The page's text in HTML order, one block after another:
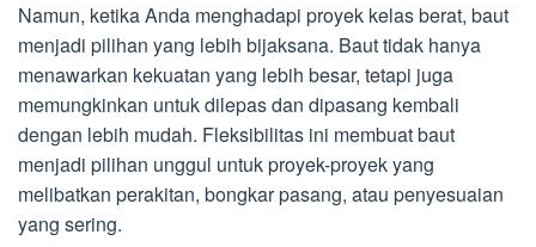
Namun, ketika Anda menghadapi proyek kelas berat, baut
menjadi pilihan yang lebih bijaksana. Baut tidak hanya
menawarkan kekuatan yang lebih besar, tetapi juga
memungkinkan untuk dilepas dan dipasang kembali
dengan lebih mudah. Fleksibilitas ini membuat baut
menjadi pilihan unggul untuk proyek-proyek yang
melibatkan perakitan, bongkar pasang, atau penyesuaian
yang sering.